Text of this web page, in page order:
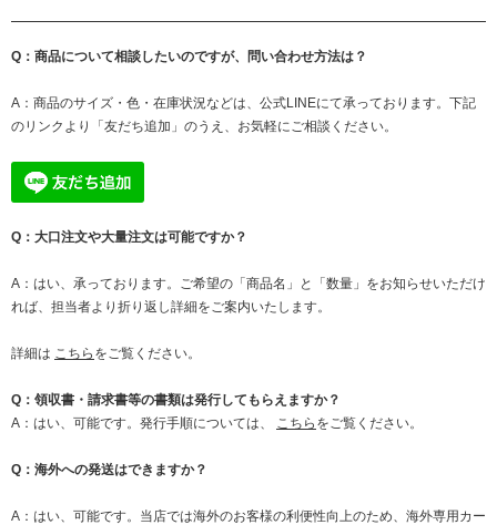
Q：商品について相談したいのですが、問い合わせ方法は？
A：商品のサイズ・色・在庫状況などは、公式LINEにて承っております。下記
のリンクより「友だち追加」のうえ、お気軽にご相談ください。
Q：大口注文や大量注文は可能ですか？
A：はい、承っております。ご希望の「商品名」と「数量」をお知らせいただけ
れば、担当者より折り返し詳細をご案内いたします。
詳細は こちら をご覧ください。
Q：領収書・請求書等の書類は発行してもらえますか？
A：はい、可能です。発行手順については、
こちら をご覧ください。
Q：海外への発送はできますか？
A：はい、可能です。当店では海外のお客様の利便性向上のため、海外専用カー